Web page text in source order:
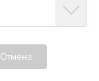
Отмена